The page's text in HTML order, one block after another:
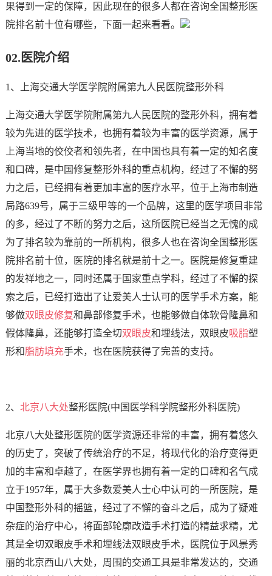
果得到一定的保障，因此现在的很多人都在咨询全国整形医
院排名前十位有哪些，下面一起来看看。
02. 医院介绍
1、上海交通大学医学院附属第九人民医院整形外科
上海交通大学医学院附属第九人民医院的整形外科，拥有着
较为先进的医学技术，也拥有着较为丰富的医学资源，属于
上海当地的佼佼者和领先者，在中国也具有着一定的知名度
和口碑，是中国修复整形外科的重点机构，经过了不懈的努
力之后，已经拥有着更加丰富的医疗水平，位于上海市制造
局路639号，属于三级甲等的一个品牌，这里的医学项目非常
的多，经过了不断的努力之后，这所医院已经当之无愧的成
为了排名较为靠前的一所机构，很多人也在咨询全国整形医
院排名前十位，医院的排名就是前十之一。医院是修复重建
的发祥地之一，同时还属于国家重点学科，经过了不懈的探
索之后，已经打造出了让爱美人士认可的医学手术方案，能
够做双眼皮修复和鼻部修复手术，也能够做自体软骨隆鼻和
假体隆鼻，还能够打造全切双眼皮和埋线法，双眼皮吸脂塑
形和脂肪填充手术，也在医院获得了完善的支持。
2、 北京八大处整形医院(中国医学科学院整形外科医院)
北京八大处整形医院的医学资源还非常的丰富，拥有着悠久
的历史了，突破了传统治疗的不足，将现代化的治疗变得更
加的丰富和卓越了，在医学界也拥有着一定的口碑和名气成
立于1957年，属于大多数爱美人士心中认可的一所医院，是
中国整形外科的摇篮，经过了不懈的奋斗之后，成为了疑难
杂症的治疗中心，将面部轮廓改造手术打造的精益求精，尤
其是全切双眼皮手术和埋线法双眼皮手术，医院位于风景秀
丽的北京西山八大处，周围的交通工具是非常发达的，交通